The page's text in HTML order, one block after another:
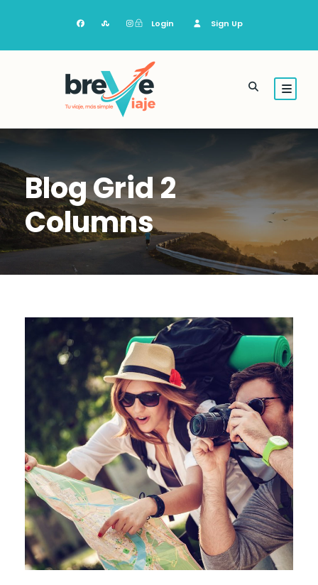
Login Sign Up
Blog Grid 2
Columns
06/06/2016 alessiaadmin